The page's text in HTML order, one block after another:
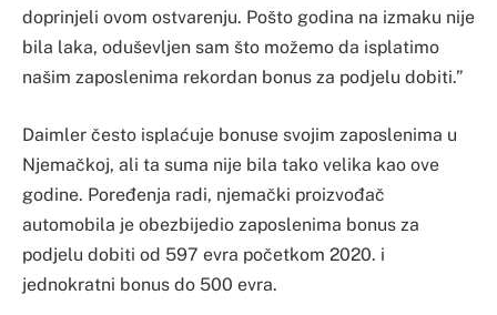
doprinjeli ovom ostvarenju. Pošto godina na izmaku nije
bila laka, oduševljen sam što možemo da isplatimo
našim zaposlenima rekordan bonus za podjelu dobiti.”
Daimler često isplaćuje bonuse svojim zaposlenima u
Njemačkoj, ali ta suma nije bila tako velika kao ove
godine. Poređenja radi, njemački proizvođač
automobila je obezbijedio zaposlenima bonus za
podjelu dobiti od 597 evra početkom 2020. i
jednokratni bonus do 500 evra.